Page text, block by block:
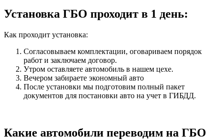
Установка ГБО проходит в 1 день:
Как проходит установка:
Согласовываем комплектации, оговариваем порядок
работ и заключаем договор.
Утром оставляете автомобиль в нашем цехе.
Вечером забираете экономный авто
После установки мы подготовим полный пакет
документов для постановки авто на учет в ГИБДД.
Какие автомобили переводим на ГБО